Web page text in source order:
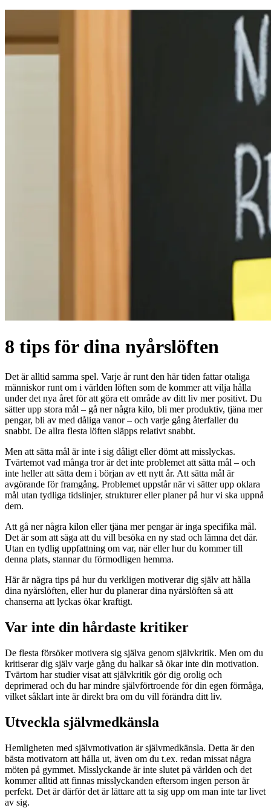
8 tips för dina nyårslöften
Det är alltid samma spel. Varje år runt den här tiden fattar otaliga
människor runt om i världen löften som de kommer att vilja hålla
under det nya året för att göra ett område av ditt liv mer positivt. Du
sätter upp stora mål – gå ner några kilo, bli mer produktiv, tjäna mer
pengar, bli av med dåliga vanor – och varje gång återfaller du
snabbt. De allra flesta löften släpps relativt snabbt.
Men att sätta mål är inte i sig dåligt eller dömt att misslyckas.
Tvärtemot vad många tror är det inte problemet att sätta mål – och
inte heller att sätta dem i början av ett nytt år. Att sätta mål är
avgörande för framgång. Problemet uppstår när vi sätter upp oklara
mål utan tydliga tidslinjer, strukturer eller planer på hur vi ska uppnå
dem.
Att gå ner några kilon eller tjäna mer pengar är inga specifika mål.
Det är som att säga att du vill besöka en ny stad och lämna det där.
Utan en tydlig uppfattning om var, när eller hur du kommer till
denna plats, stannar du förmodligen hemma.
Här är några tips på hur du verkligen motiverar dig själv att hålla
dina nyårslöften, eller hur du planerar dina nyårslöften så att
chanserna att lyckas ökar kraftigt.
Var inte din hårdaste kritiker
De flesta försöker motivera sig själva genom självkritik. Men om du
kritiserar dig själv varje gång du halkar så ökar inte din motivation.
Tvärtom har studier visat att självkritik gör dig orolig och
deprimerad och du har mindre självförtroende för din egen förmåga,
vilket såklart inte är direkt bra om du vill förändra ditt liv.
Utveckla självmedkänsla
Hemligheten med självmotivation är självmedkänsla. Detta är den
bästa motivatorn att hålla ut, även om du t.ex. redan missat några
möten på gymmet. Misslyckande är inte slutet på världen och det
kommer alltid att finnas misslyckanden eftersom ingen person är
perfekt. Det är därför det är lättare att ta sig upp om man inte tar livet
av sig.